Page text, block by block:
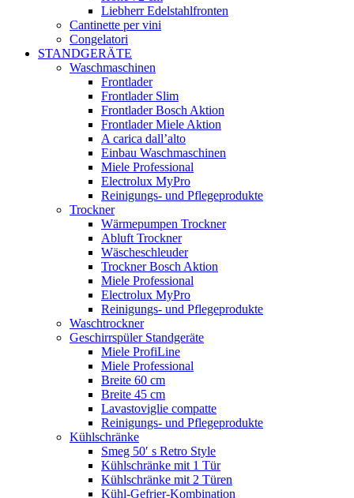
Liebherr Edelstahlfronten
Cantinette per vini
Congelatori
STANDGERÄTE
Waschmaschinen
Frontlader
Frontlader Slim
Frontlader Bosch Aktion
Frontlader Miele Aktion
A carica dall’alto
Einbau Waschmaschinen
Miele Professional
Electrolux MyPro
Reinigungs- und Pflegeprodukte
Trockner
Wärmepumpen Trockner
Abluft Trockner
Wäscheschleuder
Trockner Bosch Aktion
Miele Professional
Electrolux MyPro
Reinigungs- und Pflegeprodukte
Waschtrockner
Geschirrspüler Standgeräte
Miele ProfiLine
Miele Professional
Breite 60 cm
Breite 45 cm
Lavastoviglie compatte
Reinigungs- und Pflegeprodukte
Kühlschränke
Smeg 50′ s Retro Style
Kühlschränke mit 1 Tür
Kühlschränke mit 2 Türen
Kühl-Gefrier-Kombination